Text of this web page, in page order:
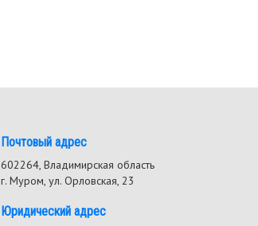
Почтовый адрес
602264, Владимирская область
г. Муром, ул. Орловская, 23
Юридический адрес